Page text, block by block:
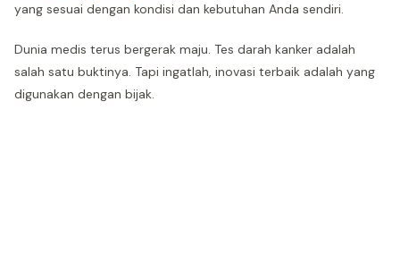
yang sesuai dengan kondisi dan kebutuhan Anda sendiri.
Dunia medis terus bergerak maju. Tes darah kanker adalah
salah satu buktinya. Tapi ingatlah, inovasi terbaik adalah yang
digunakan dengan bijak.